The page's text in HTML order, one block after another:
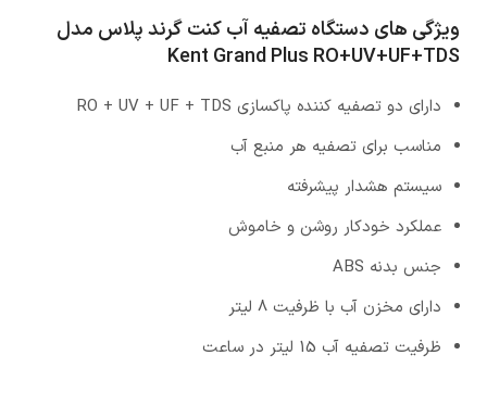
ویژگی های دستگاه تصفیه آب کنت گرند پلاس مدل
Kent Grand Plus RO+UV+UF+TDS
دارای دو تصفیه کننده پاکسازی RO + UV + UF + TDS
مناسب برای تصفیه هر منبع آب
سیستم هشدار پیشرفته
عملکرد خودکار روشن و خاموش
جنس بدنه ABS
دارای مخزن آب با ظرفیت 8 لیتر
ظرفیت تصفیه آب 15 لیتر در ساعت